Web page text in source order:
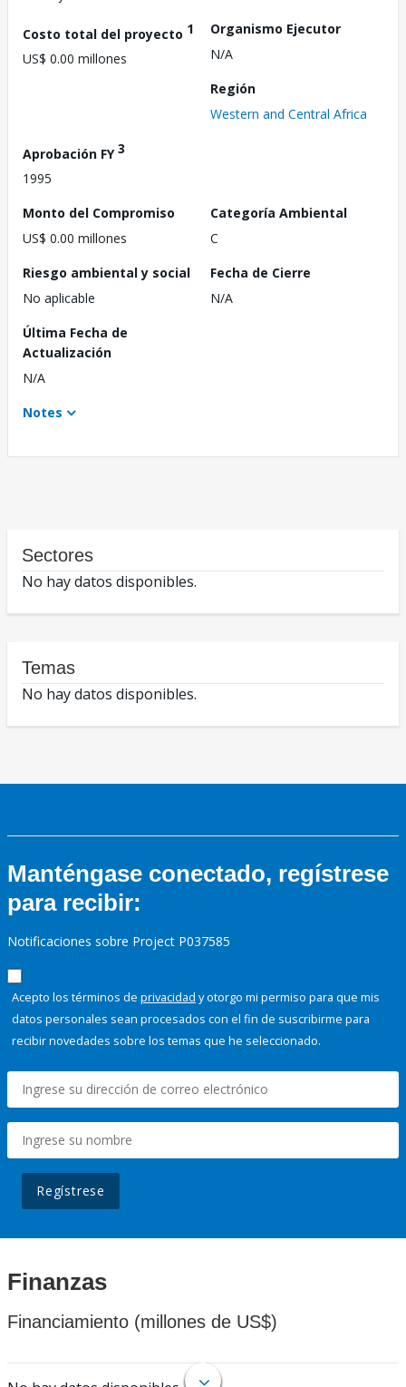
Costo total del proyecto 1
US$ 0.00 millones
Organismo Ejecutor
N/A
Región
Western and Central Africa
Aprobación FY3
1995
Monto del Compromiso
US$ 0.00 millones
Categoría Ambiental
C
Riesgo ambiental y social
No aplicable
Fecha de Cierre
N/A
Última Fecha de
Actualización
N/A
Notes
Sectores
No hay datos disponibles.
Temas
No hay datos disponibles.
Manténgase conectado, regístrese
para recibir:
Notificaciones sobre Project P037585
Acepto los términos de privacidad y otorgo mi permiso para que mis
datos personales sean procesados con el fin de suscribirme para
recibir novedades sobre los temas que he seleccionado.
Regístrese
Finanzas
Financiamiento (millones de US$)